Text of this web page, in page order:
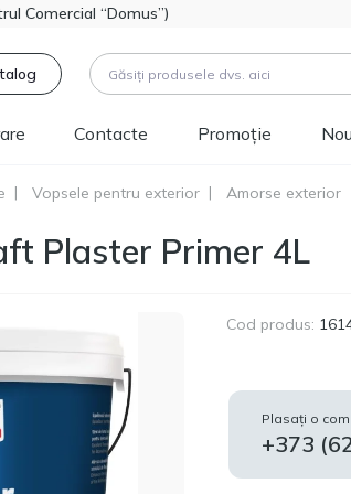
Comercial “Domus”)
Contacte Promoție
Cod produs: 111112
Hidroizolatie bitum-
Mastic, 4,5kg
Vopsea siliconică
pentru fațadă
Tikkurila Novasil
(baza MRA) 2,7L
Vopsele pentru exterior Amorse exterior
Plaster Primer 4L
Cod produs:
Plasați o
+373